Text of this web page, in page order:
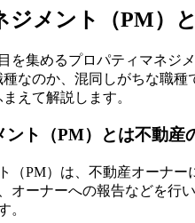
ジメント（PM）
を集めるプロパティマネジ
種なのか、混同しがちな職
えて解説します。
ント（PM）とは不動産
（PM）は、不動産オーナ
オーナーへの報告などを行
。